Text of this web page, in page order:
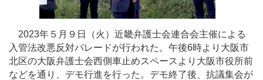
2023年５月９日（火）近畿弁護士会連合会主催による
入管法改悪反対パレードが行われた。午後6時より大阪市
北区の大阪弁護士会西側車止めスペースより大阪市役所前
などを通り、デモ行進を行った。デモ終了後、抗議集会が